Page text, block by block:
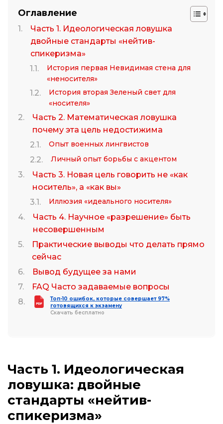
Оглавление
Часть 1. Идеологическая ловушка
двойные стандарты «нейтив-
спикеризма»
История первая Невидимая стена для
«неносителя»
История вторая Зеленый свет для
«носителя»
Часть 2. Математическая ловушка
почему эта цель недостижима
Опыт военных лингвистов
Личный опыт борьбы с акцентом
Часть 3. Новая цель говорить не «как
носитель», а «как вы»
Иллюзия «идеального носителя»
Часть 4. Научное «разрешение» быть
несовершенным
Практические выводы что делать прямо
сейчас
Вывод будущее за нами
FAQ Часто задаваемые вопросы
Топ-10 ошибок, которые совершает 97%
готовящихся к экзамену
Скачать бесплатно
Часть 1. Идеологическая
ловушка: двойные
стандарты «нейтив-
спикеризма»